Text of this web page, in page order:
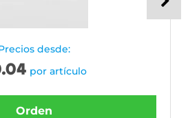
desde:
por artículo
Orden